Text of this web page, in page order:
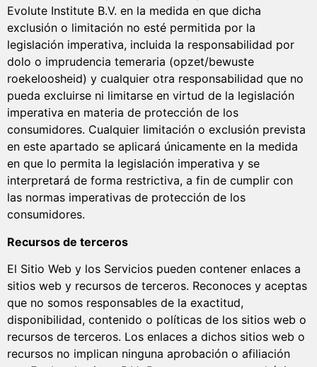
Evolute Institute B.V. en la medida en que dicha
exclusión o limitación no esté permitida por la
legislación imperativa, incluida la responsabilidad por
dolo o imprudencia temeraria (opzet/bewuste
roekeloosheid) y cualquier otra responsabilidad que no
pueda excluirse ni limitarse en virtud de la legislación
imperativa en materia de protección de los
consumidores. Cualquier limitación o exclusión prevista
en este apartado se aplicará únicamente en la medida
en que lo permita la legislación imperativa y se
interpretará de forma restrictiva, a fin de cumplir con
las normas imperativas de protección de los
consumidores.
Recursos de terceros
El Sitio Web y los Servicios pueden contener enlaces a
sitios web y recursos de terceros. Reconoces y aceptas
que no somos responsables de la exactitud,
disponibilidad, contenido o políticas de los sitios web o
recursos de terceros. Los enlaces a dichos sitios web o
recursos no implican ninguna aprobación o afiliación